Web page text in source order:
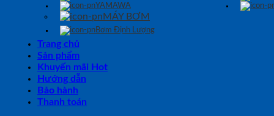
YAMAWA
MÁY BƠM
Bơm Định Lượng
Trang chủ
Sản phẩm
Khuyến mãi Hot
Hướng dẫn
Bảo hành
Thanh toán